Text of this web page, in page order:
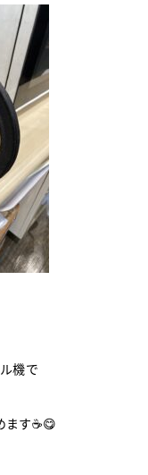
機で
ます☕😋